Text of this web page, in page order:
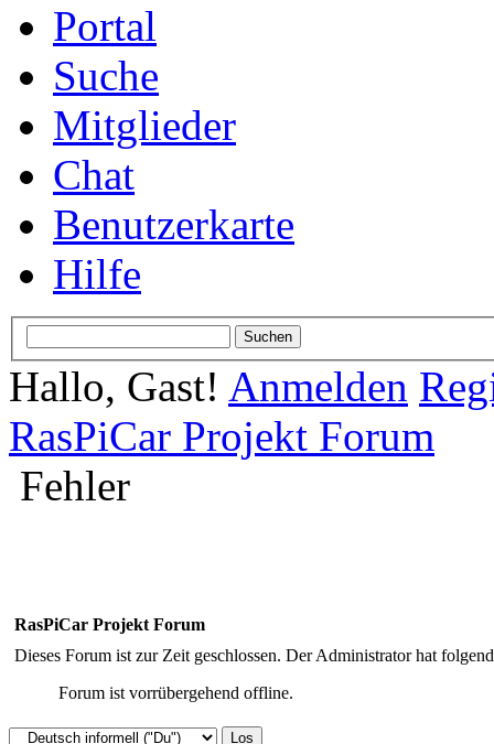
Portal
Suche
Mitglieder
Chat
Benutzerkarte
Hilfe
Hallo, Gast! Anmelden
RasPiCar Projekt Forum
Fehler
RasPiCar Projekt Forum
Dieses Forum ist zur Zeit geschlossen. Der Administrator hat
Forum ist vorrübergehend offline.